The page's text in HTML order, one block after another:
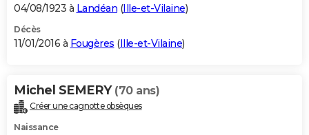
04/08/1923 à Landéan (Ille-et-Vilaine)
Décès
11/01/2016 à Fougères (Ille-et-Vilaine)
Michel SEMERY (70 ans)
Créer une cagnotte obsèques
Naissance